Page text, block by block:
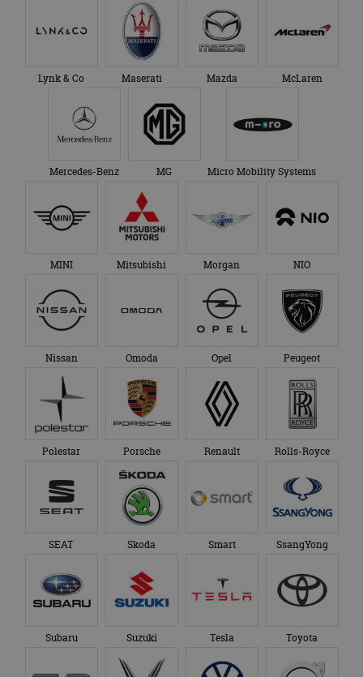
Lynk & Co Maserati Mazda McLaren
Mercedes-Benz MG Micro Mobility Systems
MINI Mitsubishi Morgan NIO
Nissan Omoda Opel Peugeot
Polestar Porsche Renault Rolls-Royce
SEAT Skoda Smart SsangYong
Subaru Suzuki Tesla Toyota